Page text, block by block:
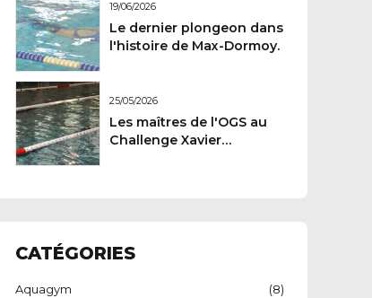
19/06/2026
Le dernier plongeon dans
l'histoire de Max-Dormoy.
25/05/2026
Les maîtres de l'OGS au
Challenge Xavier
CATÉGORIES
Aquagym (8)